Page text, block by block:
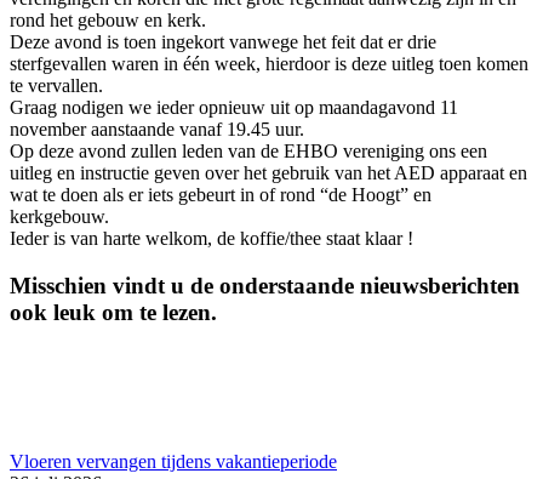
rond het gebouw en kerk.
Deze avond is toen ingekort vanwege het feit dat er drie
sterfgevallen waren in één week, hierdoor is deze uitleg toen komen
te vervallen.
Graag nodigen we ieder opnieuw uit op maandagavond 11
november aanstaande vanaf 19.45 uur.
Op deze avond zullen leden van de EHBO vereniging ons een
uitleg en instructie geven over het gebruik van het AED apparaat en
wat te doen als er iets gebeurt in of rond “de Hoogt” en
kerkgebouw.
Ieder is van harte welkom, de koffie/thee staat klaar !
Misschien vindt u de onderstaande nieuwsberichten
ook leuk om te lezen.
Vloeren vervangen tijdens vakantieperiode